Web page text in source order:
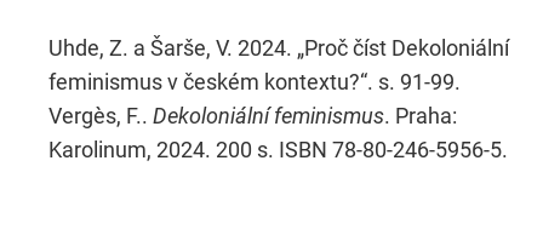
Uhde, Z. a Šarše, V. 2024. „Proč číst Dekoloniální
feminismus v českém kontextu?“. s. 91-99.
Vergès, F.. Dekoloniální feminismus. Praha:
Karolinum, 2024. 200 s. ISBN 78-80-246-5956-5.